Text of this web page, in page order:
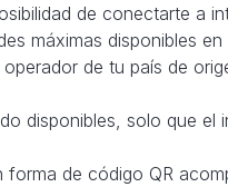
de conectarte a
máximas disponibles
de tu país de
disponibles, solo que el
de código QR